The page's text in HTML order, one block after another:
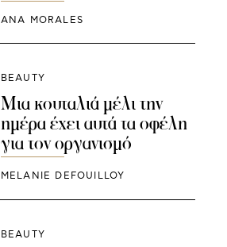
ANA MORALES
BEAUTY
Μια κουταλιά μέλι την
ημέρα έχει αυτά τα οφέλη
για τον οργανισμό
MELANIE DEFOUILLOY
BEAUTY